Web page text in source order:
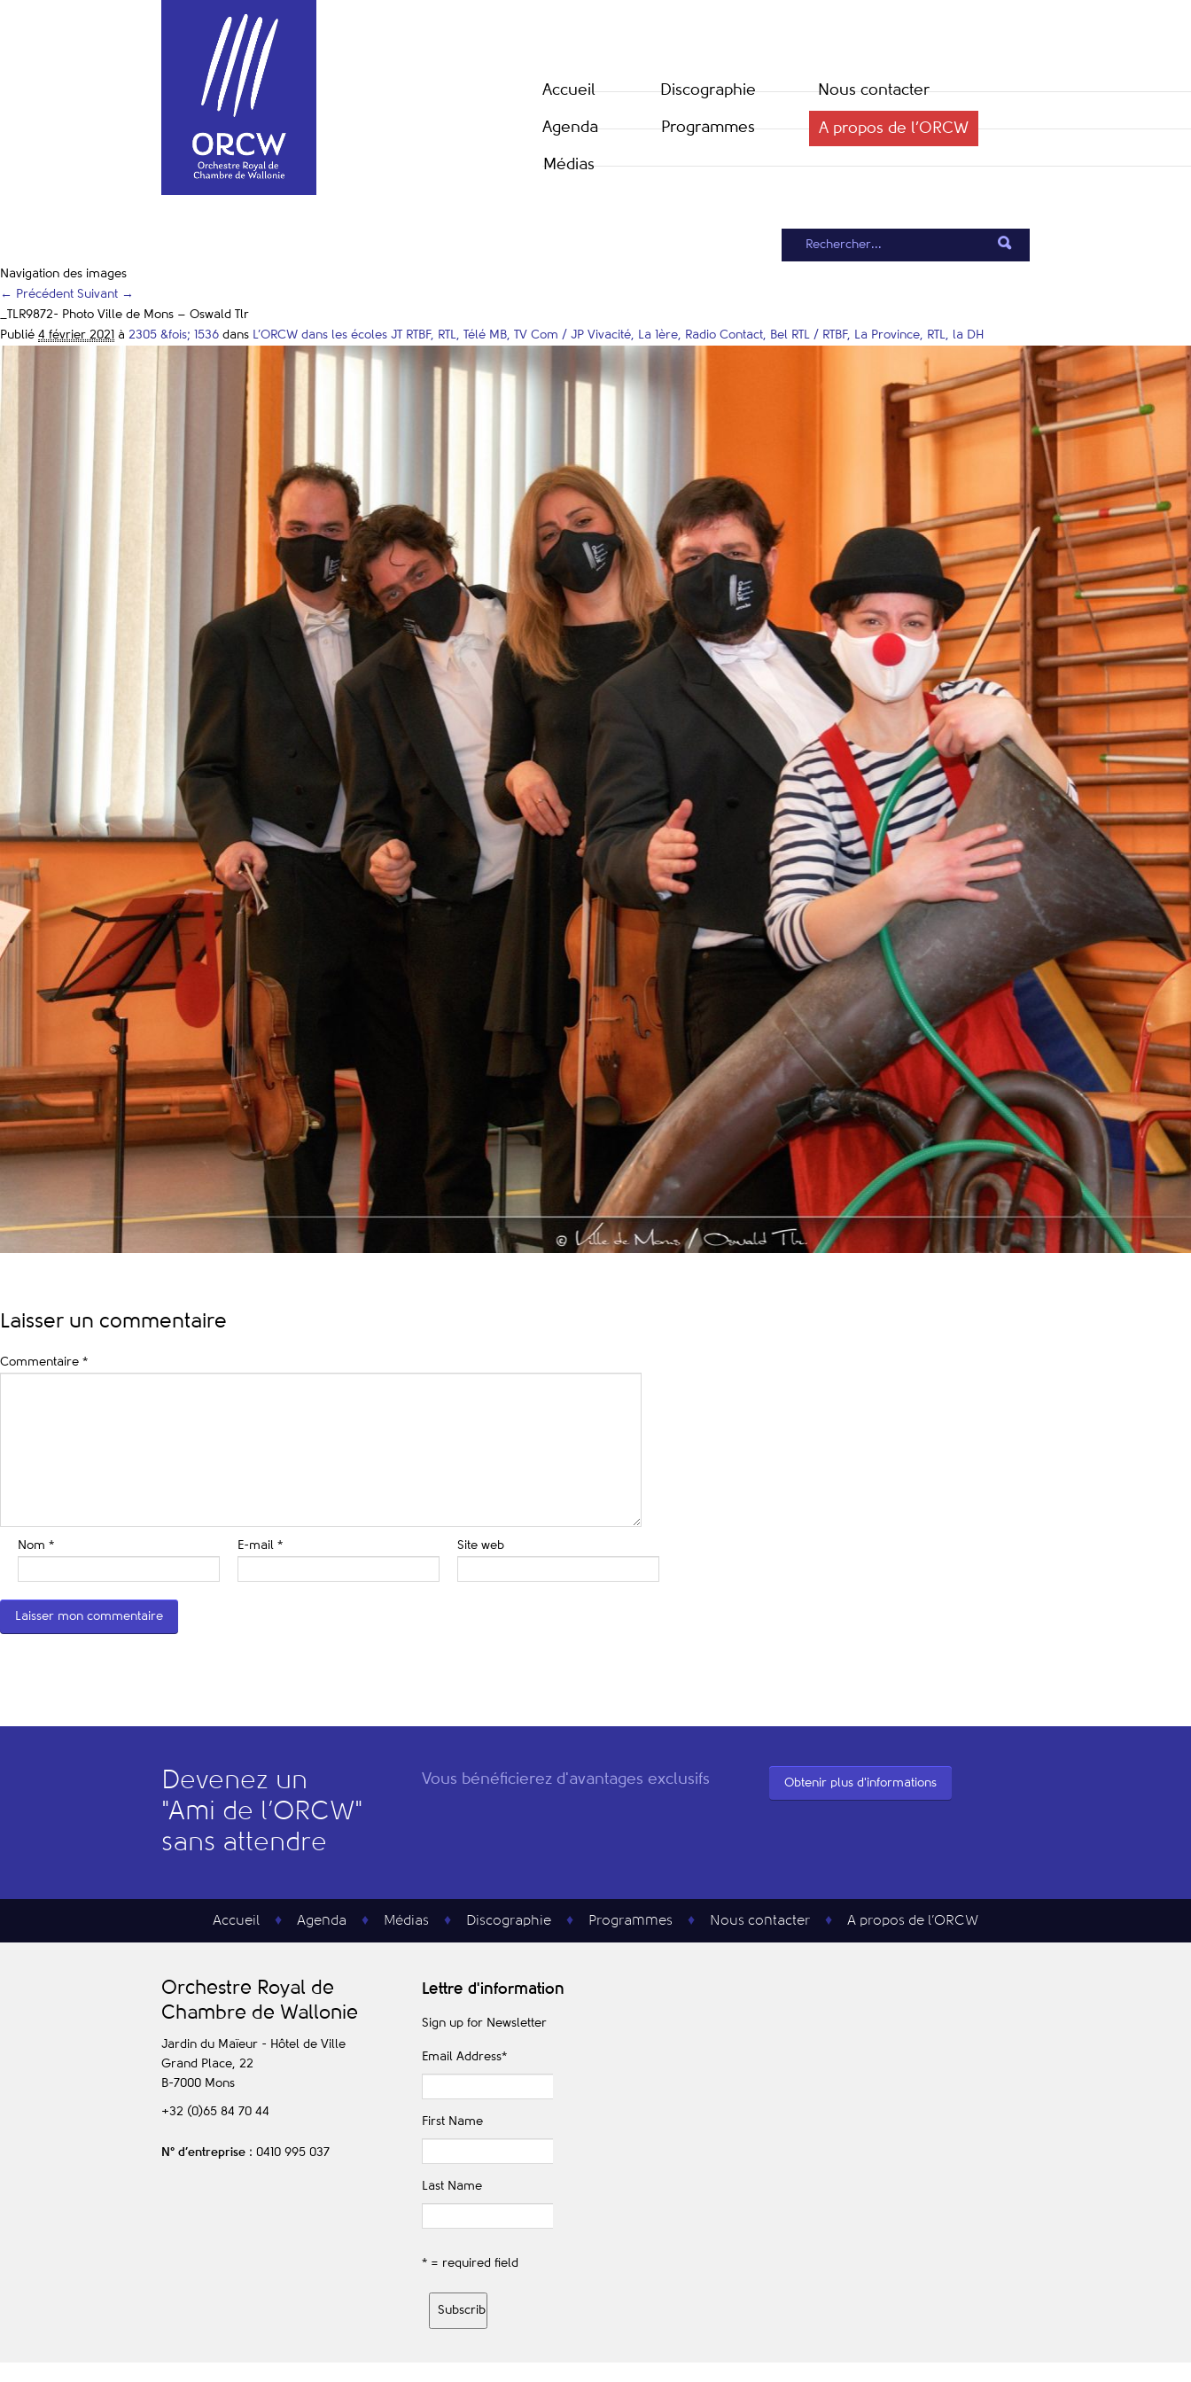
Accueil
Agenda
Médias
Discographie
Programmes
Nous contacter
A propos de l’ORCW
Navigation des images
← Précédent Suivant →
_TLR9872- Photo Ville de Mons – Oswald Tlr
Publié 4 février 2021 à 2305 &fois; 1536 dans L’ORCW dans les écoles JT RTBF, RTL, Télé MB, TV Com / JP Vivacité, La 1ère, Radio Contact, Bel RTL / RTBF, La Province, RTL, la DH
Laisser un commentaire
Commentaire *
Nom * E-mail * Site web
Devenez un
"Ami de l’ORCW"
sans attendre
Vous bénéficierez d'avantages exclusifs Obtenir plus d'informations
Accueil Agenda Médias Discographie Programmes Nous contacter A propos de l’ORCW
Orchestre Royal de
Chambre de Wallonie
Jardin du Maïeur - Hôtel de Ville
Grand Place, 22
B-7000 Mons
+32 (0)65 84 70 44
N° d’entreprise : 0410 995 037
Lettre d'information
Sign up for Newsletter
Email Address*
First Name
Last Name
* = required field